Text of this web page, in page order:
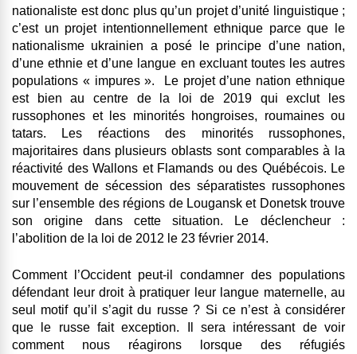
nationaliste est donc plus qu’un projet d’unité linguistique ;
c’est un projet intentionnellement ethnique parce que le
nationalisme ukrainien a posé le principe d’une nation,
d’une ethnie et d’une langue en excluant toutes les autres
populations « impures ». Le projet d’une nation ethnique
est bien au centre de la loi de 2019 qui exclut les
russophones et les minorités hongroises, roumaines ou
tatars. Les réactions des minorités russophones,
majoritaires dans plusieurs oblasts sont comparables à la
réactivité des Wallons et Flamands ou des Québécois. Le
mouvement de sécession des séparatistes russophones
sur l’ensemble des régions de Lougansk et Donetsk trouve
son origine dans cette situation. Le déclencheur :
l’abolition de la loi de 2012 le 23 février 2014.
Comment l’Occident peut-il condamner des populations
défendant leur droit à pratiquer leur langue maternelle, au
seul motif qu’il s’agit du russe ? Si ce n’est à considérer
que le russe fait exception. Il sera intéressant de voir
comment nous réagirons lorsque des réfugiés